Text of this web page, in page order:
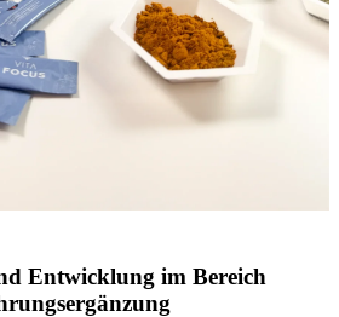
Entwicklung im Bereich